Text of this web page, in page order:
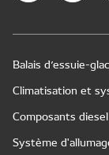
Balais d’essuie-
Climatisation et
Composants diesel
Système